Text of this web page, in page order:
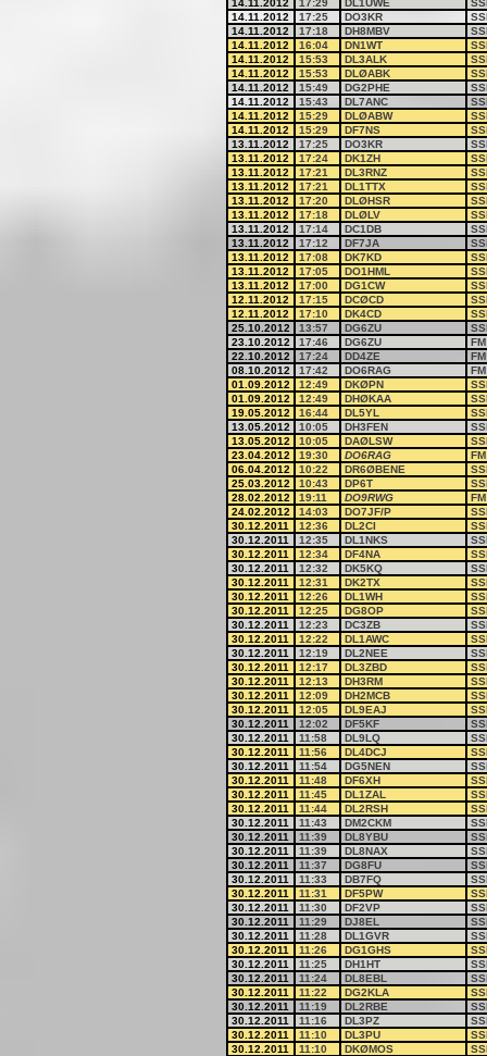
14.11.2012 17:29 DL1UWE
14.11.2012
17:25 DO3KR
14.11.2012
17:18 DH8MBV
14.11.2012
16:04 DN1WT
14.11.2012
15:53 DL3ALK
14.11.2012
15:53 DLØABK
14.11.2012
15:49 DG2PHE
14.11.2012
15:43 DL7ANC
14.11.2012
15:29 DLØABW
14.11.2012
15:29 DF7NS
13.11.2012
17:25 DO3KR
13.11.2012
17:24 DK1ZH
13.11.2012
17:21 DL3RNZ
13.11.2012
17:21 DL1TTX
13.11.2012
17:20 DLØHSR
13.11.2012
17:18 DLØLV
13.11.2012
17:14 DC1DB
13.11.2012
17:12 DF7JA
13.11.2012
17:08 DK7KD
13.11.2012
17:05 DO1HML
13.11.2012
17:00 DG1CW
12.11.2012
17:15 DCØCD
12.11.2012
17:10 DK4CD
25.10.2012
13:57 DG6ZU
23.10.2012
17:46 DG6ZU
FM
22.10.2012
17:24 DD4ZE
FM
08.10.2012
17:42 DO6RAG
FM
01.09.2012
12:49 DKØPN
01.09.2012
12:49 DHØKAA
19.05.2012
16:44 DL5YL
13.05.2012
10:05 DH3FEN
13.05.2012
10:05 DAØLSW
23.04.2012
19:30 DO6RAG
FM
06.04.2012
10:22 DR6ØBENE
25.03.2012
10:43 DP6T
28.02.2012
19:11 DO9RWG
FM
24.02.2012
14:03 DO7JF/P
30.12.2011
12:36 DL2CI
30.12.2011
12:35 DL1NKS
30.12.2011
12:34 DF4NA
30.12.2011
12:32 DK5KQ
30.12.2011
12:31 DK2TX
30.12.2011
12:26 DL1WH
30.12.2011
12:25 DG8OP
30.12.2011
12:23 DC3ZB
30.12.2011
12:22 DL1AWC
30.12.2011
12:19 DL2NEE
30.12.2011
12:17 DL3ZBD
30.12.2011
12:13 DH3RM
30.12.2011
12:09 DH2MCB
30.12.2011
12:05 DL9EAJ
30.12.2011
12:02 DF5KF
30.12.2011
11:58 DL9LQ
30.12.2011
11:56 DL4DCJ
30.12.2011
11:54 DG5NEN
30.12.2011
11:48 DF6XH
30.12.2011
11:45 DL1ZAL
30.12.2011
11:44 DL2RSH
30.12.2011
11:43 DM2CKM
30.12.2011
11:39 DL8YBU
30.12.2011
11:39 DL8NAX
30.12.2011
11:37 DG8FU
30.12.2011
11:33 DB7FQ
30.12.2011
11:31 DF5PW
30.12.2011
11:30 DF2VP
30.12.2011
11:29 DJ8EL
30.12.2011
11:28 DL1GVR
30.12.2011
11:26 DG1GHS
30.12.2011
11:25 DH1HT
30.12.2011
11:24 DL8EBL
30.12.2011
11:22 DG2KLA
30.12.2011
11:19 DL2RBE
30.12.2011
11:16 DL3PZ
30.12.2011
11:10 DL3PU
30.12.2011
11:10 DKØMOS